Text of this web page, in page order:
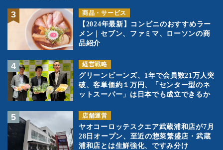
商品・サービス
【2024年最新】コンビニのおすすめラー
メン｜セブン、ファミマ、ローソンの商
品紹介
経営戦略
グリーンビーンズ、1年で会員数21万人突
破、客単価約１万円、「センター型のネ
ットスーパー」は日本でも成立できるか
店舗運営
ヤオコーロッテスクエア武蔵浦和店が7月
28日オープン、至近の惣菜繁盛店・武蔵
浦和店とは生鮮強化、ですみ分け